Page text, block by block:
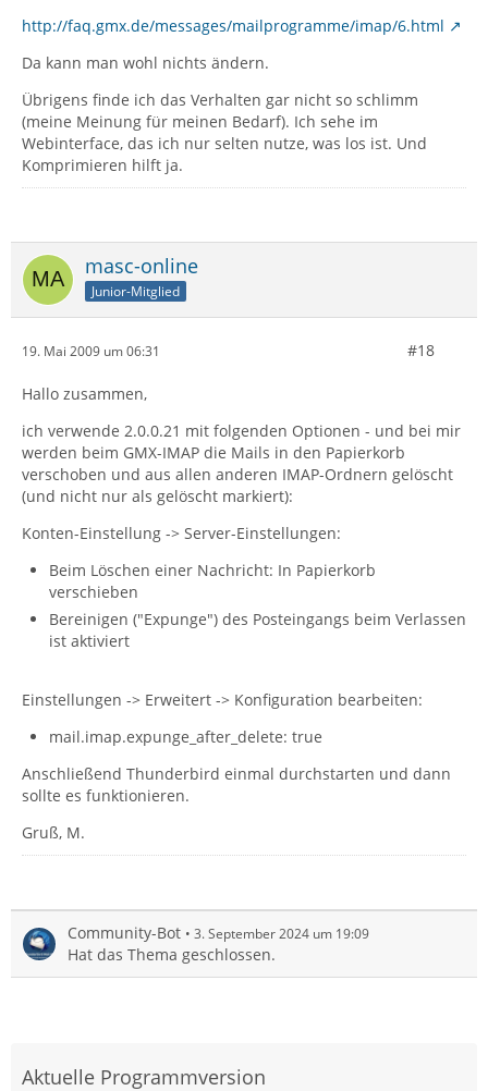
http://faq.gmx.de/messages/mailprogramme/imap/6.html
Da kann man wohl nichts ändern.
Übrigens finde ich das Verhalten gar nicht so schlimm
(meine Meinung für meinen Bedarf). Ich sehe im
Webinterface, das ich nur selten nutze, was los ist. Und
Komprimieren hilft ja.
masc-online
Junior-Mitglied
19. Mai 2009 um 06:31 #18
Hallo zusammen,
ich verwende 2.0.0.21 mit folgenden Optionen - und bei mir
werden beim GMX-IMAP die Mails in den Papierkorb
verschoben und aus allen anderen IMAP-Ordnern gelöscht
(und nicht nur als gelöscht markiert):
Konten-Einstellung -> Server-Einstellungen:
Beim Löschen einer Nachricht: In Papierkorb
verschieben
Bereinigen ("Expunge") des Posteingangs beim Verlassen
ist aktiviert
Einstellungen -> Erweitert -> Konfiguration bearbeiten:
mail.imap.expunge_after_delete: true
Anschließend Thunderbird einmal durchstarten und dann
sollte es funktionieren.
Gruß, M.
Community-Bot 3. September 2024 um 19:09
Hat das Thema geschlossen.
Aktuelle Programmversion